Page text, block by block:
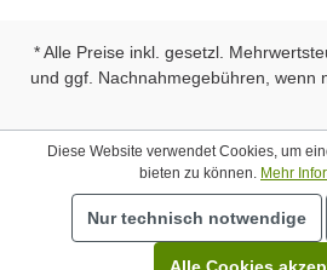
* Alle Preise inkl. gesetzl.
und ggf. Nachnahmegebühren, wenn
Diese Website verwendet Cookies, um
bieten zu können. Mehr
Nur technisch notwendige